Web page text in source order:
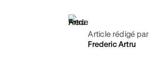
Article rédigé par
Frederic Artru